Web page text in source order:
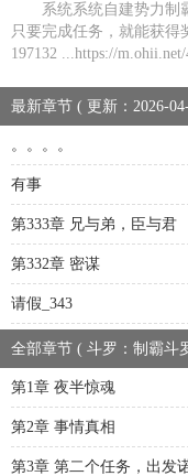
系统系统自建势力制
只要完成任务，就能获
197132 ...https://
最新章节 ( 更新：2026-
。。。。
有事
第333章 兄与弟，臣与君
第332章 密谋
请假_343
全部章节 ( 斗罗：制霸斗
第1章 夜半惊魂
第2章 事情真相
第3章 第二个任务，出发